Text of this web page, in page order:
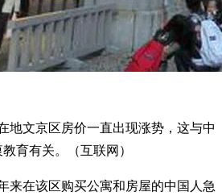
地文京区房价一直出现涨势，这与中
育有关。（互联网）
来在该区购买公寓和房屋的中国人急